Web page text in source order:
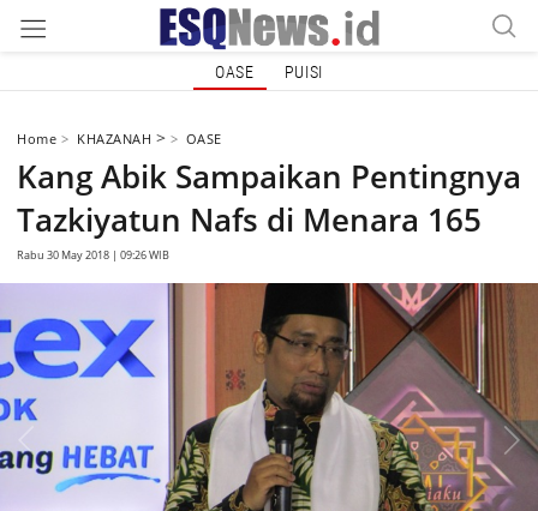
OASE PUISI
Home KHAZANAH > OASE
Kang Abik Sampaikan Pentingnya
Tazkiyatun Nafs di Menara 165
Rabu 30 May 2018 | 09:26 WIB